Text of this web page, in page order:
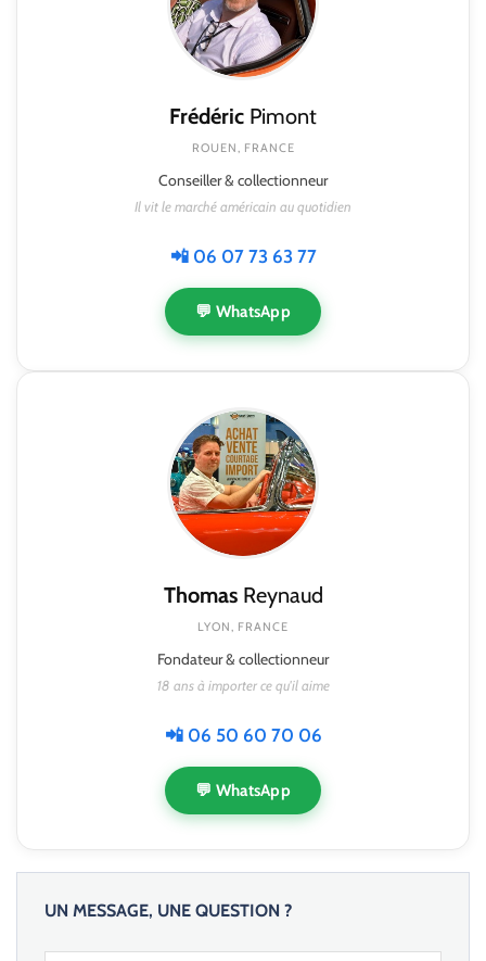
Frédéric Pimont
ROUEN, FRANCE
Conseiller & collectionneur
Il vit le marché américain au quotidien
📲 06 07 73 63 77
💬 WhatsApp
ThomasReynaud
LYON, FRANCE
Fondateur & collectionneur
18 ans à importer ce qu'il aime
📲 06 50 60 70 06
💬 WhatsApp
UN MESSAGE, UNE QUESTION ?